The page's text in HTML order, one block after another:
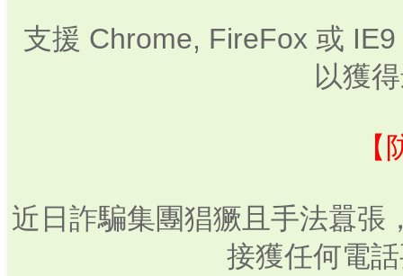
支援 Chrome, FireFox 或
以獲
近日詐騙集團猖獗且手法囂張
接獲任何電